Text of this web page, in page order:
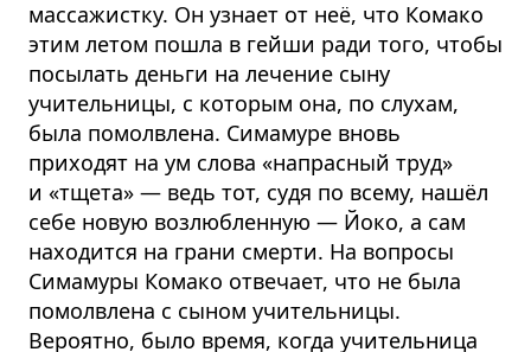
массажистку. Он узнает от неё, что Комако
этим летом пошла в гейши ради того, чтобы
посылать деньги на лечение сыну
учительницы, с которым она, по слухам,
была помолвлена. Симамуре вновь
приходят на ум слова «напрасный труд»
и «тщета» — ведь тот, судя по всему, нашёл
себе новую возлюбленную — Йоко, а сам
находится на грани смерти. На вопросы
Симамуры Комако отвечает, что не была
помолвлена с сыном учительницы.
Вероятно, было время, когда учительница